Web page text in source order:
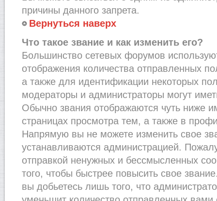
причины данного запрета.
Вернуться наверх
Что такое звание и как изменить его?
Большинство сетевых форумов
отображения количества отправленных
а также для идентификации некоторых
модераторы и администраторы могут
Обычно звания отображаются чуть ниже
страницах просмотра тем, а также в
Напрямую вы не можете изменить свое
устанавливаются администрацией.
отправкой ненужных и бессмысленных
того, чтобы быстрее повысить свое
вы добьетесь лишь того, что